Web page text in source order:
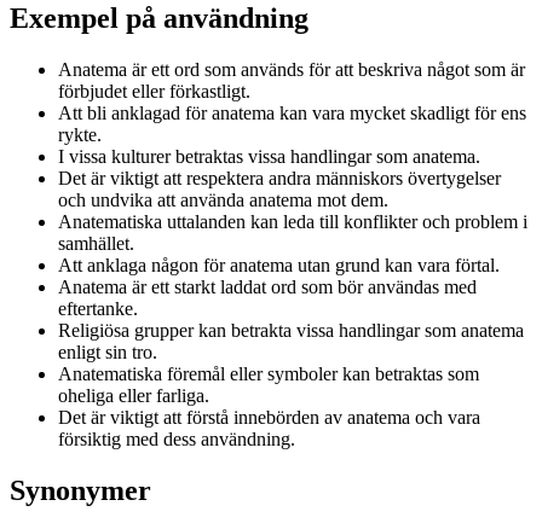
Exempel på användning
Anatema är ett ord som används för att beskriva något som är
förbjudet eller förkastligt.
Att bli anklagad för anatema kan vara mycket skadligt för ens
rykte.
I vissa kulturer betraktas vissa handlingar som anatema.
Det är viktigt att respektera andra människors övertygelser
och undvika att använda anatema mot dem.
Anatematiska uttalanden kan leda till konflikter och problem i
samhället.
Att anklaga någon för anatema utan grund kan vara förtal.
Anatema är ett starkt laddat ord som bör användas med
eftertanke.
Religiösa grupper kan betrakta vissa handlingar som anatema
enligt sin tro.
Anatematiska föremål eller symboler kan betraktas som
oheliga eller farliga.
Det är viktigt att förstå innebörden av anatema och vara
försiktig med dess användning.
Synonymer